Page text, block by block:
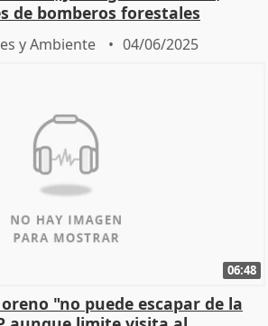
de bomberos forestales
y Ambiente 04/06/2025
06:48
"no puede escapar de la